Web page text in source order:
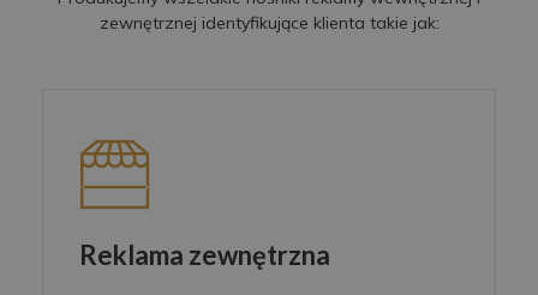
zewnętrznej identyfikujące klienta takie jak:
Reklama zewnętrzna